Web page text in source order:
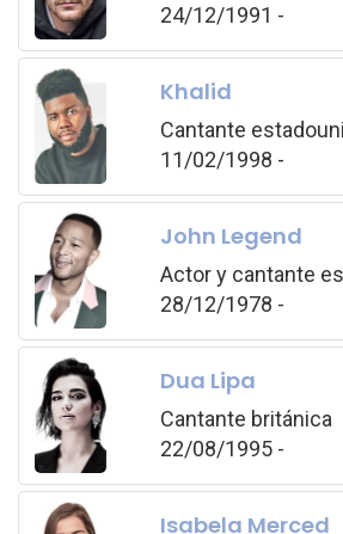
24/12/1991 -
Khalid
Cantante
11/02/1998 -
John Legend
Actor y cantante
28/12/1978 -
Dua Lipa
Cantante británica
22/08/1995 -
Isabela Merced